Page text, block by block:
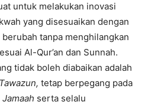
untuk melakukan inovasi
yang disesuaikan dengan
tanpa menghilangkan
Al-Qur’an dan Sunnah.
tidak boleh diabaikan adalah
Tawazun, tetap berpegang pada
serta selalu